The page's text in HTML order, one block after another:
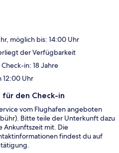
möglich bis: 14:00 Uhr
der Verfügbarkeit
in: 18 Jahre
12:00 Uhr
für den Check-in
vom Flughafen angeboten
Bitte teile der Unterkunft dazu
Ankunftszeit mit. Die
findest du auf